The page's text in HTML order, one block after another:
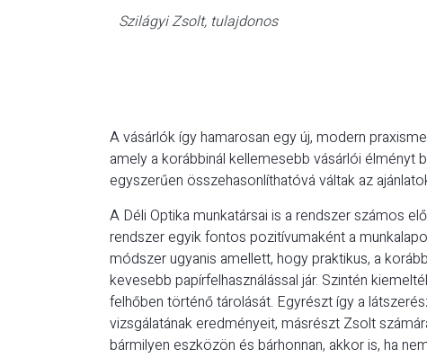
Szilágyi Zsolt, tulajdonos
A vásárlók így hamarosan egy új, modern
amely a korábbinál kellemesebb vásárlói élményt
egyszerűen összehasonlíthatóvá váltak az
A Déli Optika munkatársai is a rendszer számos
rendszer egyik fontos pozitívumaként a
módszer ugyanis amellett, hogy praktikus, a
kevesebb papírfelhasználással jár. Szintén
felhőben történő tárolását. Egyrészt így a
vizsgálatának eredményeit, másrészt Zsolt
bármilyen eszközön és bárhonnan, akkor is, ha